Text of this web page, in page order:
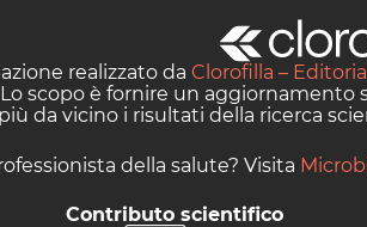
realizzato da Clorofilla –
scopo è fornire un aggiornamento
da vicino i risultati della ricerca
della salute? Visita
Contributo scientifico